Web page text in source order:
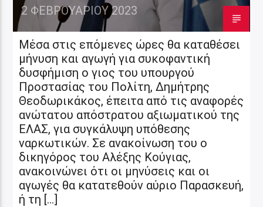
2 ΦΕΒΡΟΥΑΡΊΟΥ 2023
Μέσα στις επόμενες ώρες θα καταθέσει
μήνυση και αγωγή για συκοφαντική
δυσφήμιση ο γιος του υπουργού
Προστασίας του Πολίτη, Δημήτρης
Θεοδωρικάκος, έπειτα από τις αναφορές
ανώτατου απόστρατου αξιωματικού της
ΕΛΑΣ, για συγκάλυψη υπόθεσης
ναρκωτικών. Σε ανακοίνωση του ο
δικηγόρος του Αλέξης Κούγιας,
ανακοινώνει ότι οι μηνύσεις και οι
αγωγές θα κατατεθούν αύριο Παρασκευή,
ή τη […]